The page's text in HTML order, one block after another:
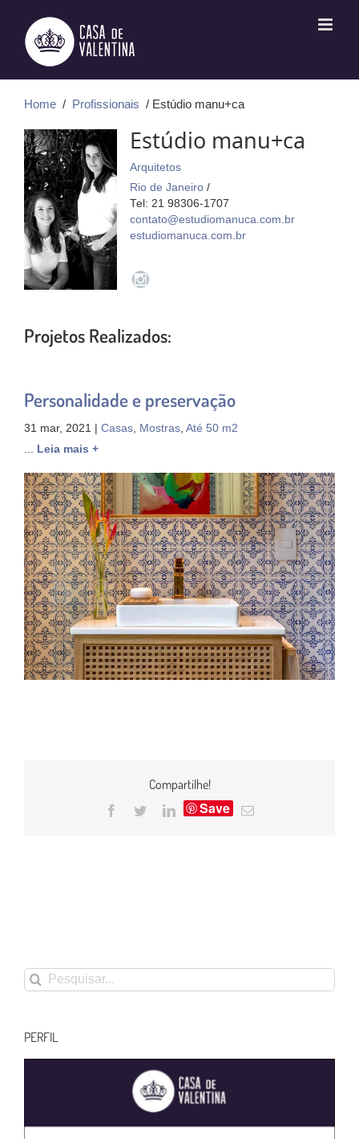
conteúdo
Home / Profissionais / Estúdio manu+ca
Estúdio manu+ca
Arquitetos
Rio de Janeiro /
Tel: 21 98306-1707
contato@estudiomanuca.com.br
estudiomanuca.com.br
Projetos Realizados:
Personalidade e preservação
31 mar, 2021 | Casas, Mostras, Até 50 m2
Leia mais +
Compartilhe!
Facebook
TwitterLinkedIn
Save
E-
Buscar
resultados
PERFIL